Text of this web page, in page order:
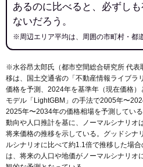
あるのに比べると、必ずし
ないだろう。
※周辺エリア平均は、周囲の市町村・都
※水谷昂太郎氏（都市空間総合研究所 代表
移は、国土交通省の「 不動産情報ライブラリ
価格を予測、2024年を基準年（現在価格
モデル「LightGBM」の手法で2005年〜
2025年〜2034年の価格相場を予測してい
動向や人口推計を基に、ノーマルシナリオ
将来価格の推移を示している。グッドシナ
ルシナリオに比べて約1.1倍で推移した場
は、将来の人口や地価がノーマルシナリオ